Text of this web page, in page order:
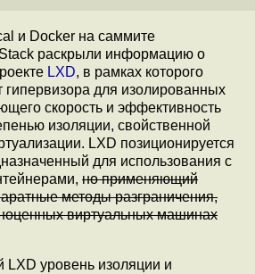
и Docker на саммите
раскрыли информацию о
LXD, в рамках которого
гипервизора для изолированных
скорость и эффективность
изоляции, свойственной
LXD позиционируется
для использования с
но применяющий
методы разграничения,
виртуальных машинах
уровень изоляции и